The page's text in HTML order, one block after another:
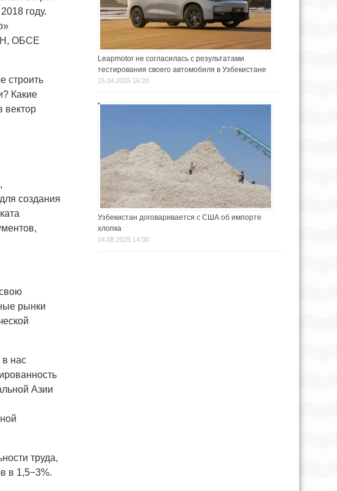
году.
ОБСЕ
строить
Какие
вектор
создания
рынки
в нас
Азии
труда,
в 1,5−3%.
Leapmotor не согласилась с результатами
тестирования своего автомобиля в Узбекистане
15.04.2025 16:20
Узбекистан договаривается с США об импорте
хлопка
04.08.2025 14:00